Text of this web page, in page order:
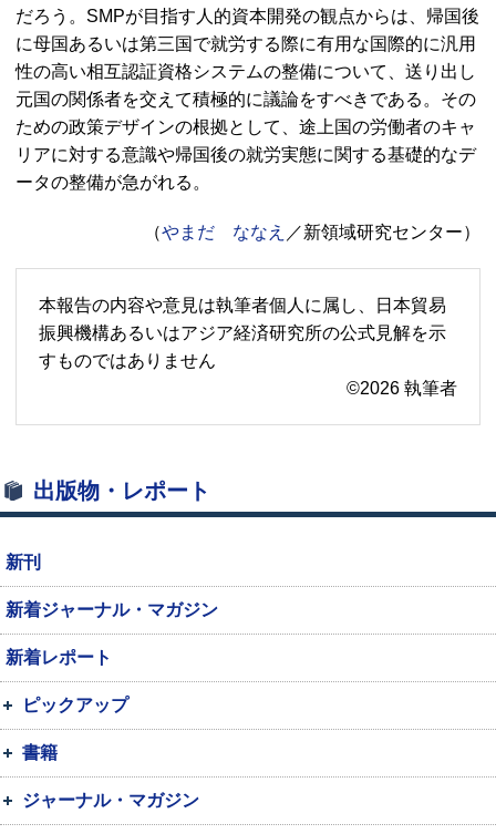
だろう。 SMPが目指す人的資本開発の観点からは、帰国後
に母国あるいは第三国で就労する際に有用な国際的に汎用
性の高い相互認証資格システムの整備について、送り出し
元国の関係者を交えて積極的に議論をすべきである。その
ための政策デザインの根拠として、途上国の労働者のキャ
リアに対する意識や帰国後の就労実態に関する基礎的なデ
ータの整備が急がれる。
（やまだ ななえ ／新領域研究センター）
本報告の内容や意見は執筆者個人に属し、日本貿易
振興機構あるいはアジア経済研究所の公式見解を示
すものではありません
©2026 執筆者
出版物・レポート
新刊
新着ジャーナル・マガジン
新着レポート
ピックアップ
書籍
ジャーナル・マガジン